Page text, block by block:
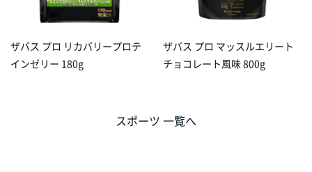
ザバス プロ リカバリープロテ
インゼリー 180g
ザバス プロ マッスルエリート
チョコレート風味 800g
スポーツ 一覧へ